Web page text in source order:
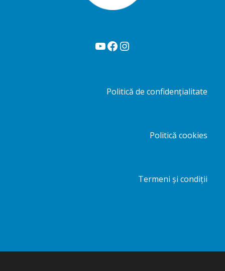
YouTube Facebook Instagram
Politică de confidențialitate
Politică cookies
Termeni și condiții